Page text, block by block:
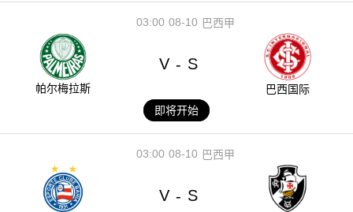
08-10
03:00 巴西甲
帕尔梅拉斯
V - S
巴西国际
即将开始
08-10
03:00 巴西甲
V - S